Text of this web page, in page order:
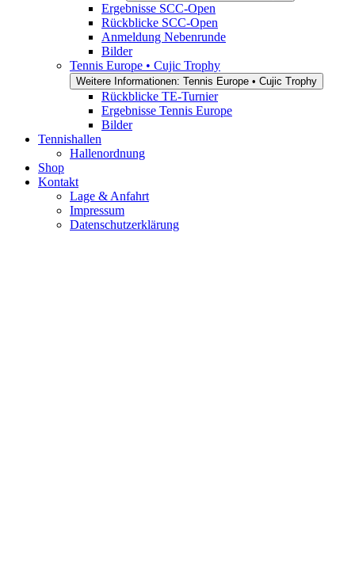
Ergebnisse SCC-Open
Rückblicke SCC-Open
Anmeldung Nebenrunde
Bilder
Tennis Europe • Cujic Trophy
Weitere Informationen: Tennis Europe • Cujic Trophy
Rückblicke TE-Turnier
Ergebnisse Tennis Europe
Bilder
Tennishallen
Hallenordnung
Shop
Kontakt
Lage & Anfahrt
Impressum
Datenschutzerklärung